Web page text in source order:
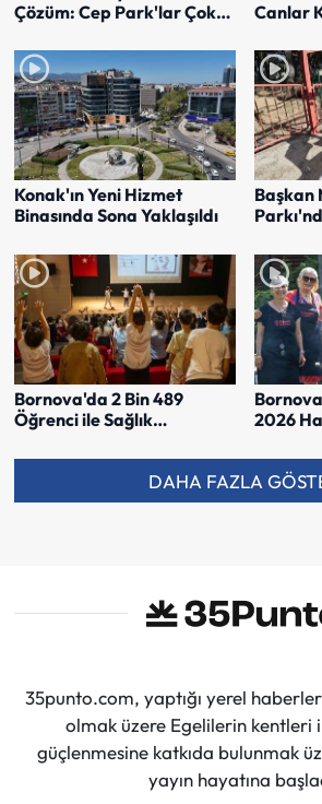
Çözüm: Cep Park'lar Çok
Canlar
Konak'ın Yeni Hizmet
Binasında Sona Yaklaşıldı
Başkan
Bornova'da 2 Bin 489
Öğrenci ile Sağlık
2026
DAHA FAZLA
35punto.com, yaptığı yerel
olmak üzere Egelilerin kentleri
güçlenmesine katkıda bulunmak
yayın hayatına